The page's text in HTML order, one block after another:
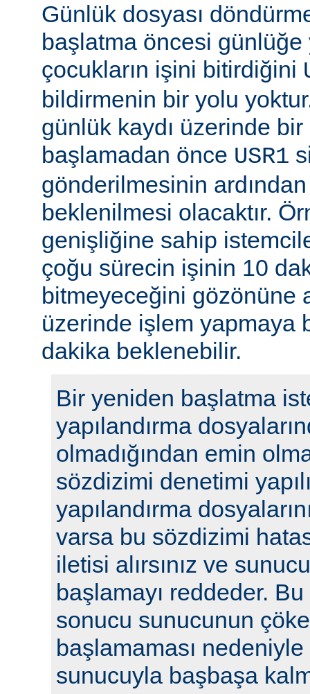
Günlük dosyası
başlatma öncesi
çocukların işini bitirdiğini
bildirmenin bir yolu
günlük kaydı üzerinde
başlamadan önce USR1
gönderilmesinin
beklenilmesi olacaktır.
genişliğine sahip
çoğu sürecin işinin 10
bitmeyeceğini gözönüne
üzerinde işlem yapmaya
dakika beklenebilir.
Bir yeniden başlatma
yapılandırma
olmadığından emin
sözdizimi denetimi
yapılandırma
varsa bu sözdizimi
iletisi alırsınız ve
başlamayı reddeder.
sonucu sunucunun
başlamaması
sunucuyla başbaşa